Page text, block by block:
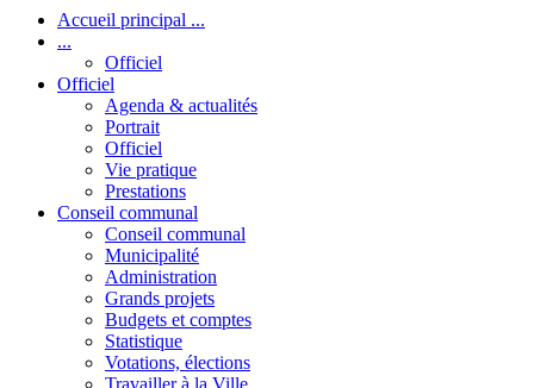
Accueil principal ...
...
Officiel
Officiel
Agenda & actualités
Portrait
Officiel
Vie pratique
Prestations
Conseil communal
Conseil communal
Municipalité
Administration
Grands projets
Budgets et comptes
Statistique
Votations, élections
Travailler à la Ville